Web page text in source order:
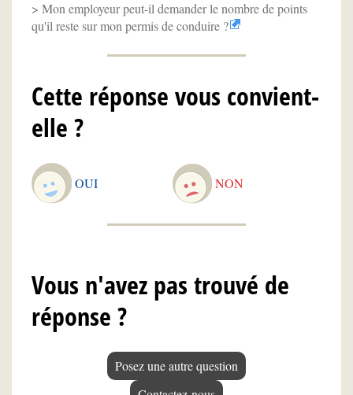
Mon employeur peut-il demander le nombre de points
qu'il reste sur mon permis de conduire ?
Cette réponse vous convient-
elle ?
OUI NON
Vous n'avez pas trouvé de
réponse ?
Posez une autre question